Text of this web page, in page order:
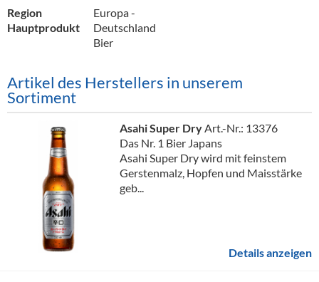
Barzubehör
Verpackung
Hygieneartikel & Desinfektion
Region
Europa -
Deutschland
Hauptprodukt
Bier
Artikel des Herstellers in unserem
Sortiment
Asahi Super DryArt.-Nr.: 13376
Das Nr. 1 Bier Japans
Asahi Super Dry wird mit feinstem
Gerstenmalz, Hopfen und Maisstärke
geb...
Details anzeigen